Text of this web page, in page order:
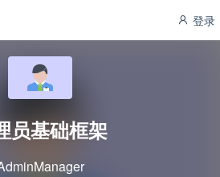
登录
员基础框架